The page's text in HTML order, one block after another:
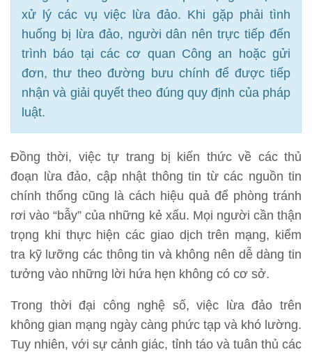
xử lý các vụ việc lừa đảo. Khi gặp phải tình
huống bị lừa đảo, người dân nên trực tiếp đến
trình báo tại các cơ quan Công an hoặc gửi
đơn, thư theo đường bưu chính để được tiếp
nhận và giải quyết theo đúng quy định của pháp
luật.
Đồng thời, việc tự trang bị kiến thức về các thủ
đoạn lừa đảo, cập nhật thông tin từ các nguồn tin
chính thống cũng là cách hiệu quả để phòng tránh
rơi vào “bẫy” của những kẻ xấu. Mọi người cần thận
trọng khi thực hiện các giao dịch trên mạng, kiểm
tra kỹ lưỡng các thông tin và không nên dễ dàng tin
tưởng vào những lời hứa hẹn không có cơ sở.
Trong thời đại công nghệ số, việc lừa đảo trên
không gian mạng ngày càng phức tạp và khó lường.
Tuy nhiên, với sự cảnh giác, tỉnh táo và tuân thủ các